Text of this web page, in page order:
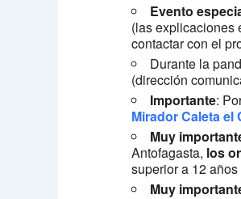
Evento
(las explicaciones
contactar con el
Durante la
(dirección
Importante:
Mirador Caleta el
Muy
Antofagasta, los
superior a 12
Muy